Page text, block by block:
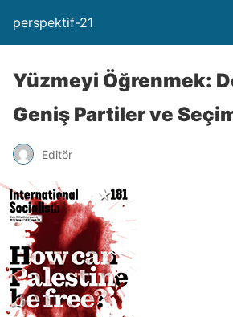
perspektif-21
Yüzmeyi Öğrenmek:
Geniş Partiler ve
Editör